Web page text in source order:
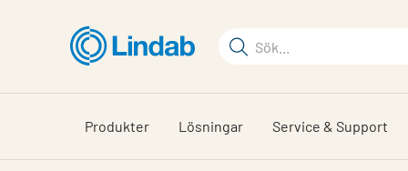
huvudinnehållet
Sökord
på
sajten
Produkter Lösningar Service & Support